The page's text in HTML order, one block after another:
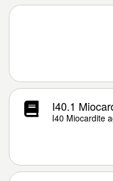
I40.1
I40 Miocardite